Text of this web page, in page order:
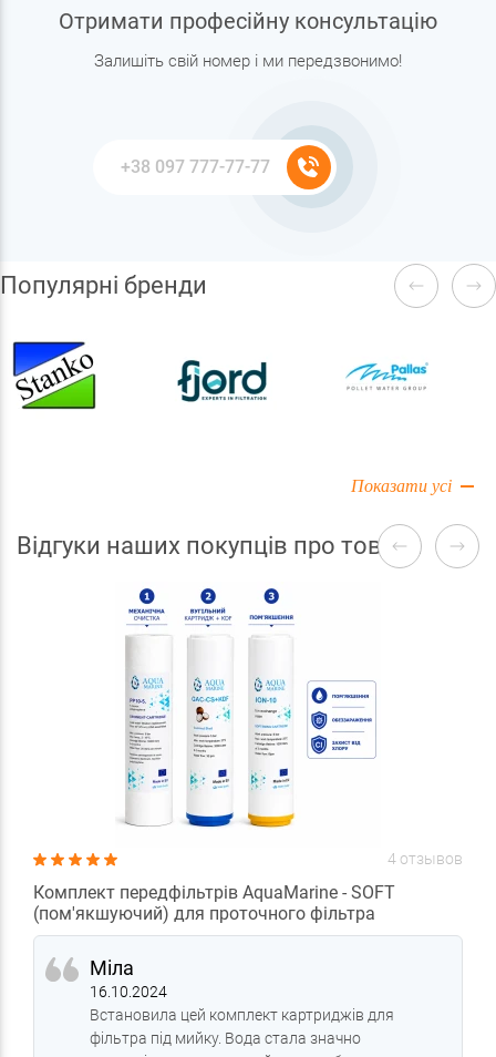
Отримати професійну консультацію
Залишіть свій номер і ми передзвонимо!
Популярні бренди
Показати усі
Відгуки наших покупців про товари
4 отзывов
Комплект передфільтрів AquaMarine - SOFT
(пом'якшуючий) для проточного фільтра
Міла
16.10.2024
Встановила цей комплект картриджів для
фільтра під мийку. Вода стала значно